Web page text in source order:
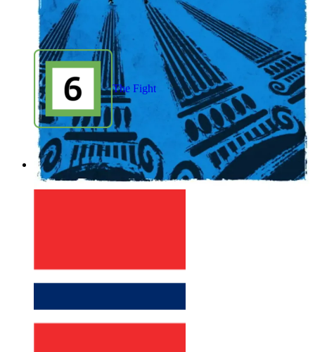
The Fight
1